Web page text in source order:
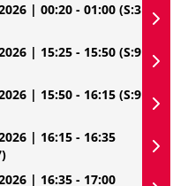
| 00:20 - 01:00 (S:3
| 15:25 - 15:50 (S:9
| 15:50 - 16:15 (S:9
| 16:15 - 16:35
| 16:35 - 17:00